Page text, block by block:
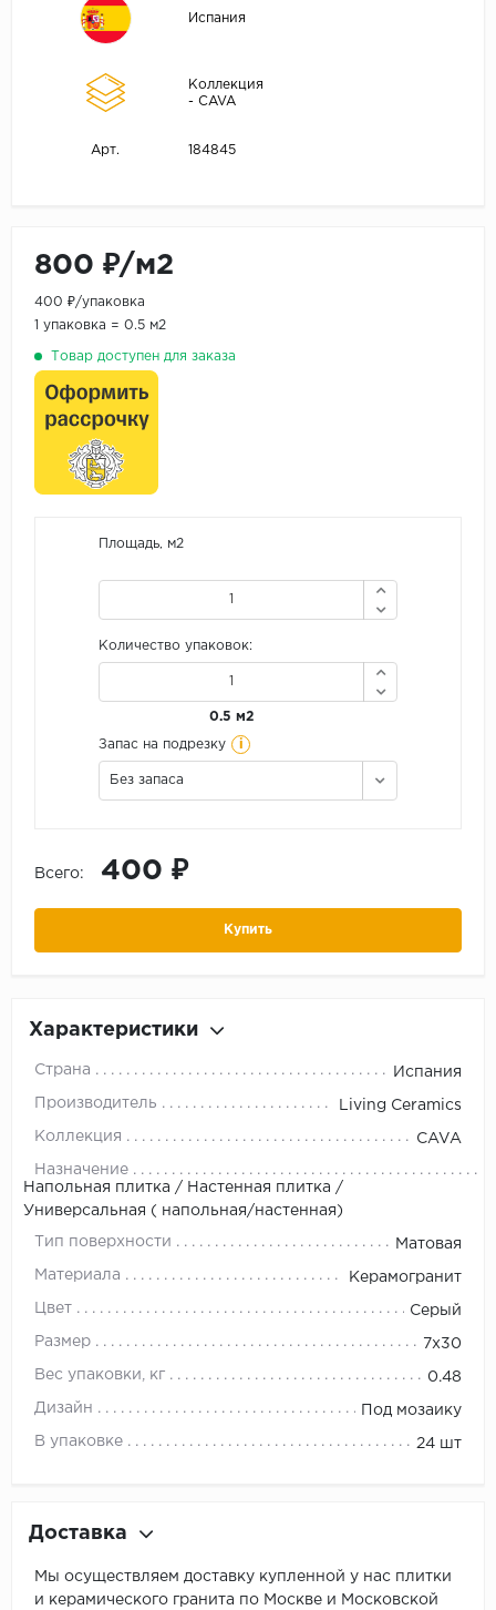
Испания
Коллекция
- CAVA
Арт. 184845
800 ₽/м2
400 ₽/упаковка
1 упаковка = 0.5 м2
Товар доступен для заказа
Площадь, м2
Количество упаковок:
0.5 м2
Запас на подрезку i
Без запаса
Всего: 400 ₽
Купить
Характеристики
Страна Испания
Производитель Living Ceramics
Коллекция CAVA
Назначение
Напольная плитка / Настенная плитка /
Универсальная ( напольная/настенная)
Тип поверхности Матовая
Материала Керамогранит
Цвет Серый
Размер 7x30
Вес упаковки, кг 0.48
Дизайн Под мозаику
В упаковке 24 шт
Доставка
Мы осуществляем доставку купленной у нас плитки
и керамического гранита по Москве и Московской